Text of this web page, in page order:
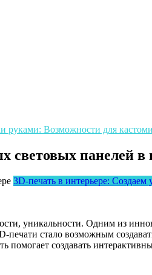
руками: Возможности для
световых панелей в
3D-печать в интерьере:
уникальности. Одним из
стало возможным
создавать